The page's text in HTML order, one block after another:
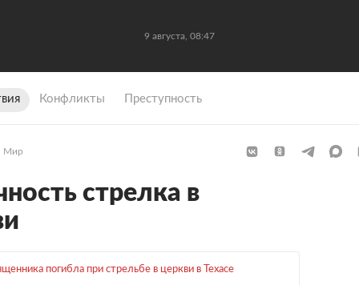
9 августа, 08:47
Конфликты Преступность
Мир
стрелка в
погибла при стрельбе в церкви в Техасе